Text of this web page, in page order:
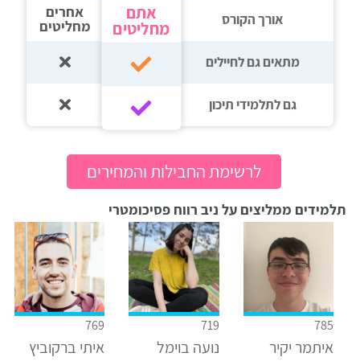
אורך הקורס
מתאים גם לחיילים
גם לתלמידי תיכון‎‏
אתם
מחליטים
אחרים
מחליטים
לרשימת החבילות והמחירים
תלמידים ממליצים על ניב רווח פסיכומטרי
785
איתמר יקיר
719
נועה בוימל
769
איתי ברקוביץ